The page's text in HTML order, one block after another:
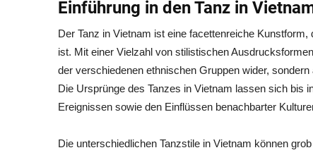
Einführung in den Tanz in
Der Tanz in Vietnam ist eine facettenreiche
ist. Mit einer Vielzahl von stilistischen
der verschiedenen ethnischen Gruppen wider,
Die Ursprünge des Tanzes in Vietnam lassen sich bis
Ereignissen sowie den Einflüssen benachbarter
Die unterschiedlichen Tanzstile in Vietnam können